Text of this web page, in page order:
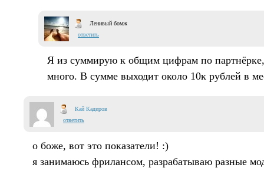
Ленивый бомж
ответить
Я из суммирую к общим цифрам по
много. В сумме выходит около 10к рублей в
Кай Кадиров
ответить
о боже, вот это показатели! :)
я занимаюсь фрилансом, разрабатываю разные